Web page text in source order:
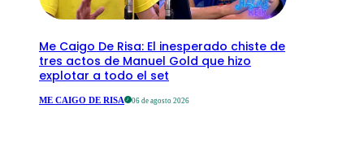
Me Caigo De Risa: El inesperado chiste de
tres actos de Manuel Gold que hizo
explotar a todo el set
ME CAIGO DE RISA 06 de agosto 2026